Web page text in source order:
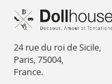
24 rue du roi de Sicile,
Paris, 75004,
France.